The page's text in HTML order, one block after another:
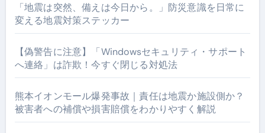
「地震は突然、備えは今日から。」防災意識を日常に
変える地震対策ステッカー
【偽警告に注意】「Windowsセキュリティ・サポート
へ連絡」は詐欺！今すぐ閉じる対処法
熊本イオンモール爆発事故｜責任は地震か施設側か？
被害者への補償や損害賠償をわかりやすく解説